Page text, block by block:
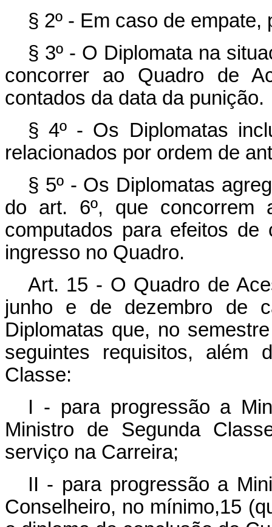
§ 2º - Em caso de
§ 3º - O Diplomata na
concorrer ao Quadro de
contados da data da punição.
§ 4º - Os Diplomatas
relacionados por ordem de
§ 5º - Os Diplomatas
do art. 6º, que concorrem
computados para efeitos
ingresso no Quadro.
Art. 15 - O Quadro de
junho e de dezembro de
Diplomatas que, no
seguintes requisitos,
Classe:
I - para progressão a
Ministro de Segunda
serviço na Carreira;
II - para progressão a
Conselheiro, no mínimo,15